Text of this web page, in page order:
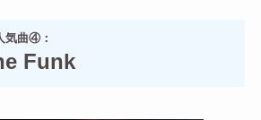
気曲④：
Funk